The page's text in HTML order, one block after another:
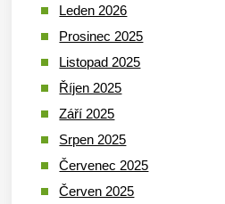
Leden 2026
Prosinec 2025
Listopad 2025
Říjen 2025
Září 2025
Srpen 2025
Červenec 2025
Červen 2025